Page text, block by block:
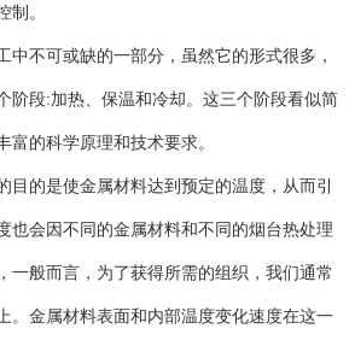
制。
中不可或缺的一部分，虽然它的形式很多，
阶段:加热、保温和冷却。这三个阶段看似简
富的科学原理和技术要求。
目的是使金属材料达到预定的温度，从而引
也会因不同的金属材料和不同的烟台热处理
一般而言，为了获得所需的组织，我们通常
。金属材料表面和内部温度变化速度在这一